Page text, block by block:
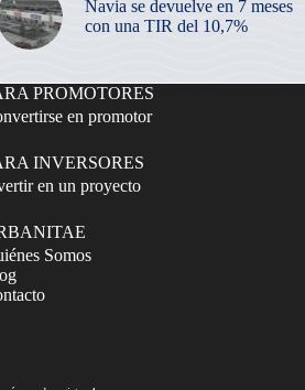
Navia se devuelve en 7 meses
con una TIR del 10,7%
PROMOTORES
en promotor
INVERSORES
en un proyecto
Somos